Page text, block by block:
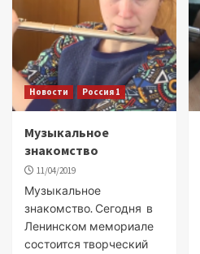
Новости Россия 1
Музыкальное
знакомство
11/04/2019
Музыкальное
знакомство. Сегодня в
Ленинском мемориале
состоится творческий